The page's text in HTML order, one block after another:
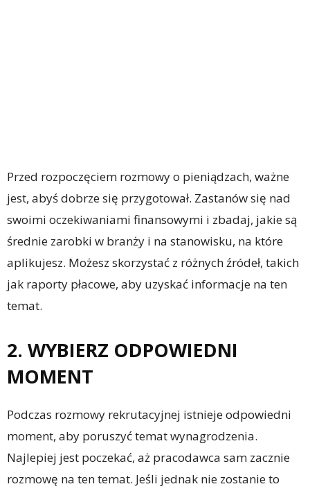
Przed rozpoczęciem rozmowy o pieniądzach, ważne
jest, abyś dobrze się przygotował. Zastanów się nad
swoimi oczekiwaniami finansowymi i zbadaj, jakie są
średnie zarobki w branży i na stanowisku, na które
aplikujesz. Możesz skorzystać z różnych źródeł, takich
jak raporty płacowe, aby uzyskać informacje na ten
temat.
2. WYBIERZ ODPOWIEDNI
MOMENT
Podczas rozmowy rekrutacyjnej istnieje odpowiedni
moment, aby poruszyć temat wynagrodzenia.
Najlepiej jest poczekać, aż pracodawca sam zacznie
rozmowę na ten temat. Jeśli jednak nie zostanie to